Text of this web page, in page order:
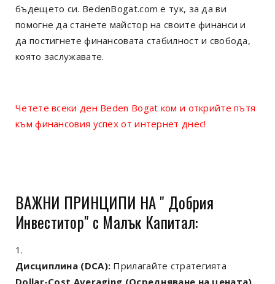
бъдещето си. BedenBogat.com е тук, за да ви
помогне да станете майстор на своите финанси и
да постигнете финансовата стабилност и свобода,
която заслужавате.
Четете всеки ден Beden Bogat ком и открийте пътя
към финансовия успех от интернет днес!
ВАЖНИ ПРИНЦИПИ НА " Добрия
Инвеститор" с Малък Капитал:
Дисциплина (DCA): Прилагайте стратегията